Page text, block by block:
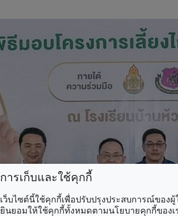
การเก็บและใช้คุกกี้
เว็บไซต์นี้ใช้คุกกี้เพื่อปรับปรุงประสบการณ์ของ
ยินยอมให้ใช้คุกกี้ทั้งหมดตามนโยบายคุกกี้ของเ